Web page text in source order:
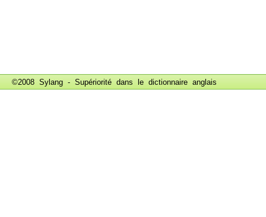
©2008 Sylang - Supériorité dans le dictionnaire anglais